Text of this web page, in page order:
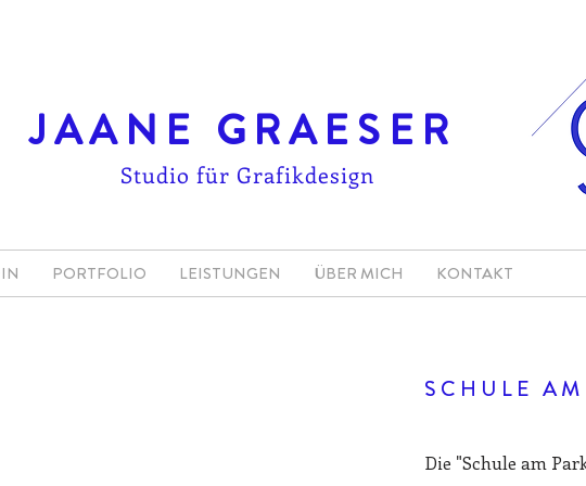
JAANE GRAESER
Studio für Grafikdesign
PORTFOLIO LEISTUNGEN ÜBER MICH KONTAKT
SCHULE
Die "Schule am